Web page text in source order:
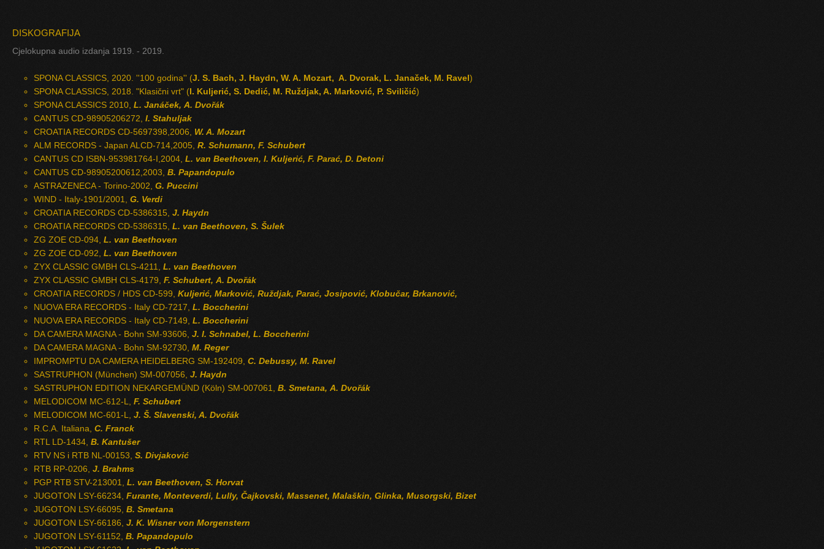
DISKOGRAFIJA
Cjelokupna audio izdanja 1919. - 2019.
SPONA CLASSICS, 2020. ''100 godina'' (J. S. Bach, J. Haydn, W. A. Mozart, A. Dvorak, L. Janaček, M. Ravel)
SPONA CLASSICS, 2018. "Klasični vrt" (I. Kuljerić, S. Dedić, M. Ruždjak, A. Marković, P. Sviličić)
SPONA CLASSICS 2010, L. Janáček, A. Dvořák
CANTUS CD-98905206272, I. Stahuljak
CROATIA RECORDS CD-5697398,2006, W. A. Mozart
ALM RECORDS - Japan ALCD-714,2005, R. Schumann, F. Schubert
CANTUS CD ISBN-953981764-I,2004, L. van Beethoven, I. Kuljerić, F. Parać, D. Detoni
CANTUS CD-98905200612,2003, B. Papandopulo
ASTRAZENECA - Torino-2002, G. Puccini
WIND - Italy-1901/2001, G. Verdi
CROATIA RECORDS CD-5386315, J. Haydn
CROATIA RECORDS CD-5386315, L. van Beethoven, S. Šulek
ZG ZOE CD-094, L. van Beethoven
ZG ZOE CD-092, L. van Beethoven
ZYX CLASSIC GMBH CLS-4211, L. van Beethoven
ZYX CLASSIC GMBH CLS-4179, F. Schubert, A. Dvořák
CROATIA RECORDS / HDS CD-599, Kuljerić, Marković, Ruždjak, Parać, Josipović, Klobučar, Brkanović,
NUOVA ERA RECORDS - Italy CD-7217, L. Boccherini
NUOVA ERA RECORDS - Italy CD-7149, L. Boccherini
DA CAMERA MAGNA - Bohn SM-93606, J. I. Schnabel, L. Boccherini
DA CAMERA MAGNA - Bohn SM-92730, M. Reger
IMPROMPTU DA CAMERA HEIDELBERG SM-192409, C. Debussy, M. Ravel
SASTRUPHON (München) SM-007056, J. Haydn
SASTRUPHON EDITION NEKARGEMÜND (Köln) SM-007061, B. Smetana, A. Dvořák
MELODICOM MC-612-L, F. Schubert
MELODICOM MC-601-L, J. Š. Slavenski, A. Dvořák
R.C.A. Italiana, C. Franck
RTL LD-1434, B. Kantušer
RTV NS i RTB NL-00153, S. Divjaković
RTB RP-0206, J. Brahms
PGP RTB STV-213001, L. van Beethoven, S. Horvat
JUGOTON LSY-66234, Furante, Monteverdi, Lully, Čajkovski, Massenet, Malaškin, Glinka, Musorgski, Bizet
JUGOTON LSY-66095, B. Smetana
JUGOTON LSY-66186, J. K. Wisner von Morgenstern
JUGOTON LSY-61152, B. Papandopulo